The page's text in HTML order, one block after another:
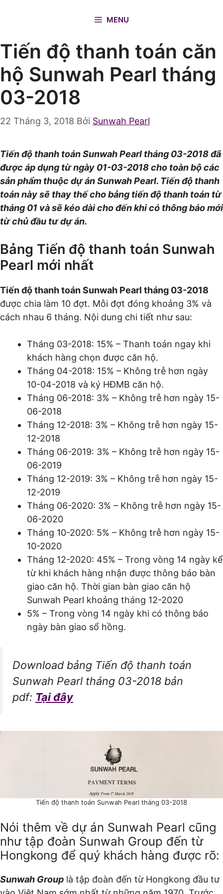
dung
MENU
Tiến độ thanh toán căn
hộ Sunwah Pearl tháng
03-2018
22 Tháng 3, 2018 Bởi Sunwah Pearl
Tiến độ thanh toán Sunwah Pearl tháng 03-2018 đã
được áp dụng từ ngày 01-03-2018 cho toàn bộ các
sản phẩm thuộc dự án Sunwah Pearl. Tiến độ thanh
toán này sẽ thay thế cho bảng tiến độ thanh toán từ
tháng 01 và sẽ kéo dài cho đến khi có thông báo mới
từ chủ đầu tư dự án.
Bảng Tiến độ thanh toán Sunwah
Pearl mới nhất
Tiến độ thanh toán Sunwah Pearl tháng 03-2018
được chia làm 10 đợt. Mỗi đợt đóng khoảng 3% và
cách nhau 6 tháng. Nội dung chi tiết như sau:
Tháng 03-2018: 15% – Thanh toán ngay khi
khách hàng chọn được căn hộ.
Tháng 04-2018: 15% – Không trễ hơn ngày
10-04-2018 và ký HĐMB căn hộ.
Tháng 06-2018: 3% – Không trễ hơn ngày 15-
06-2018
Tháng 12-2018: 3% – Không trễ hơn ngày 15-
12-2018
Tháng 06-2019: 3% – Không trễ hơn ngày 15-
06-2019
Tháng 12-2019: 3% – Không trễ hơn ngày 15-
12-2019
Tháng 06-2020: 3% – Không trễ hơn ngày 15-
06-2020
Tháng 10-2020: 5% – Không trễ hơn ngày 15-
10-2020
Tháng 12-2020: 45% – Trong vòng 14 ngày kể
từ khi khách hàng nhận được thông báo bàn
giao căn hộ. Thời gian bàn giao căn hộ
Sunwah Pearl khoảng tháng 12-2020
5% – Trong vòng 14 ngày khi có thông báo
ngày bàn giao sổ hồng.
Download bảng Tiến độ thanh toán
Sunwah Pearl tháng 03-2018 bản
pdf: Tại đây
Tiến độ thanh toán Sunwah Pearl tháng 03-2018
Nói thêm về dự án Sunwah Pearl cũng
như tập đoàn Sunwah Group đến từ
Hongkong để quý khách hàng được rõ:
Sunwah Group là tập đoàn đến từ Hongkong đầu tư